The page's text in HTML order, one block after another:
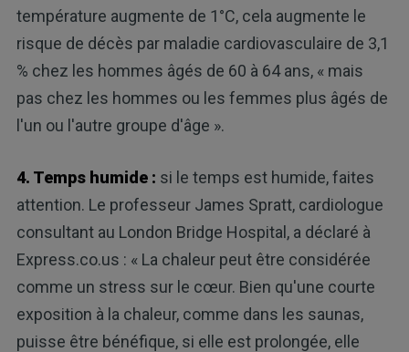
température augmente de 1°C, cela augmente le
risque de décès par maladie cardiovasculaire de 3,1
% chez les hommes âgés de 60 à 64 ans, « mais
pas chez les hommes ou les femmes plus âgés de
l'un ou l'autre groupe d'âge ».
4. Temps humide : si le temps est humide, faites
attention. Le professeur James Spratt, cardiologue
consultant au London Bridge Hospital, a déclaré à
Express.co.us : « La chaleur peut être considérée
comme un stress sur le cœur. Bien qu'une courte
exposition à la chaleur, comme dans les saunas,
puisse être bénéfique, si elle est prolongée, elle